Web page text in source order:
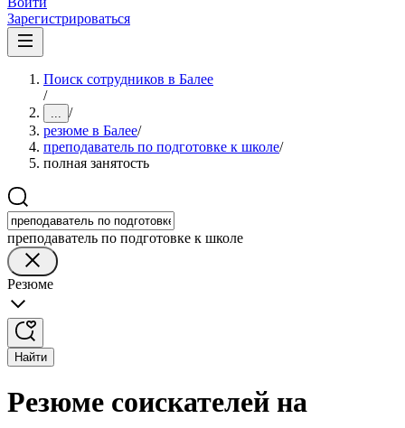
Зарегистрироваться
Поиск сотрудников в Балее
/
... /
резюме в Балее/
преподаватель по подготовке к школе/
полная занятость
преподаватель по подготовке к школе
Резюме
Найти
Резюме соискателей на